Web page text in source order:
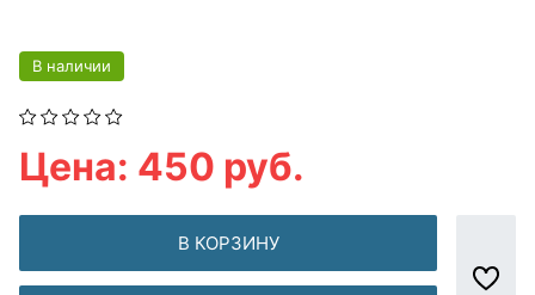
В наличии
Цена: 450 руб.
В КОРЗИНУ